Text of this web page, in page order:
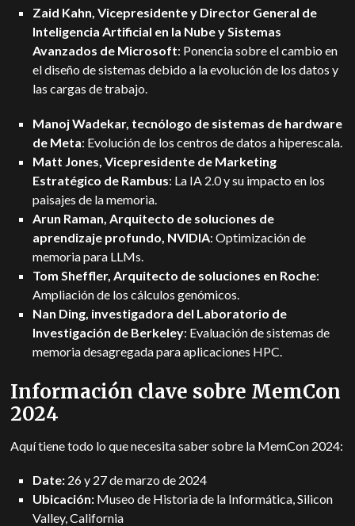
Zaid Kahn, Vicepresidente y Director General de
Inteligencia Artificial en la Nube y Sistemas
Avanzados de Microsoft: Ponencia sobre el cambio en
el diseño de sistemas debido a la evolución de los datos y
las cargas de trabajo.
Manoj Wadekar, tecnólogo de sistemas de hardware
de Meta: Evolución de los centros de datos a hiperescala.
Matt Jones, Vicepresidente de Marketing
Estratégico de Rambus: La IA 2.0 y su impacto en los
paisajes de la memoria.
Arun Raman, Arquitecto de soluciones de
aprendizaje profundo, NVIDIA: Optimización de
memoria para LLMs.
Tom Sheffler, Arquitecto de soluciones en Roche:
Ampliación de los cálculos genómicos.
Nan Ding, investigadora del Laboratorio de
Investigación de Berkeley: Evaluación de sistemas de
memoria desagregada para aplicaciones HPC.
Información clave sobre MemCon
2024
Aquí tiene todo lo que necesita saber sobre la MemCon 2024:
Date: 26 y 27 de marzo de 2024
Ubicación: Museo de Historia de la Informática, Silicon
Valley, California